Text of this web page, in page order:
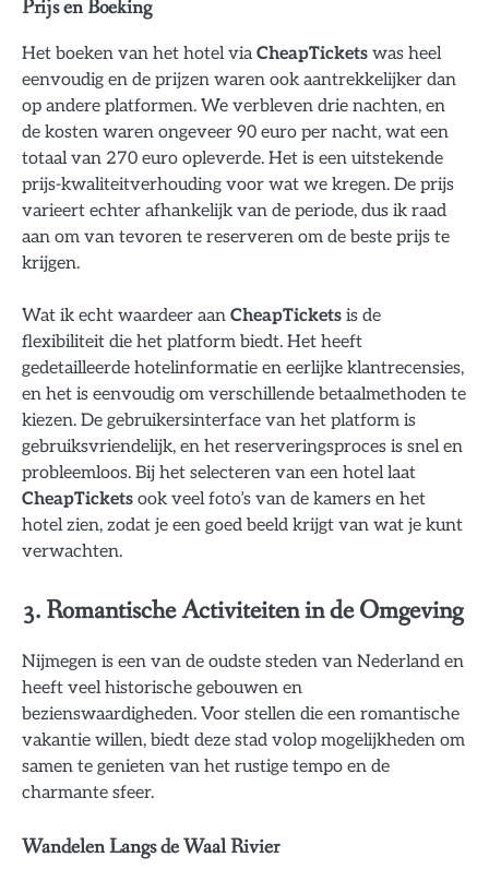
Prijs en Boeking
Het boeken van het hotel viaCheapTickets was heel
eenvoudig en de prijzen waren ook aantrekkelijker dan
op andere platformen. We verbleven drie nachten, en
de kosten waren ongeveer 90 euro per nacht, wat een
totaal van 270 euro opleverde. Het is een uitstekende
prijs-kwaliteitverhouding voor wat we kregen. De prijs
varieert echter afhankelijk van de periode, dus ik raad
aan om van tevoren te reserveren om de beste prijs te
krijgen.
Wat ik echt waardeer aan CheapTickets is de
flexibiliteit die het platform biedt. Het heeft
gedetailleerde hotelinformatie en eerlijke klantrecensies,
en het is eenvoudig om verschillende betaalmethoden te
kiezen. De gebruikersinterface van het platform is
gebruiksvriendelijk, en het reserveringsproces is snel en
probleemloos. Bij het selecteren van een hotel laat
CheapTickets ook veel foto’s van de kamers en het
hotel zien, zodat je een goed beeld krijgt van wat je kunt
verwachten.
3. Romantische Activiteiten in de Omgeving
Nijmegen is een van de oudste steden van Nederland en
heeft veel historische gebouwen en
bezienswaardigheden. Voor stellen die een romantische
vakantie willen, biedt deze stad volop mogelijkheden om
samen te genieten van het rustige tempo en de
charmante sfeer.
Wandelen Langs de Waal Rivier